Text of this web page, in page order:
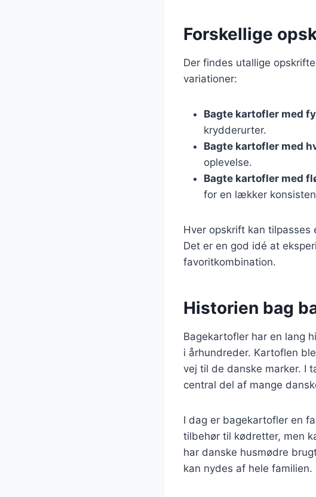
Forskellige
Der findes utallige
variationer:
Bagte kartofler med
krydderurter.
Bagte kartofler med
oplevelse.
Bagte kartofler med
for en lækker
Hver opskrift kan
Det er en god idé at
favoritkombination.
Historien bag
Bagekartofler har en lang
i århundreder. Kartoflen
vej til de danske marker. I
central del af mange
I dag er bagekartofler en
tilbehør til kødretter, men
har danske husmødre
kan nydes af hele familien.